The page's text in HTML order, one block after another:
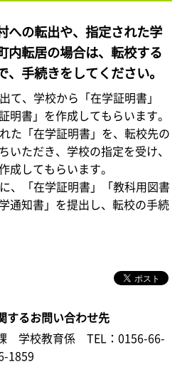
への転出や、指定された学
内転居の場合は、転校する
、手続きをしてください。
て、学校から「在学証明書」
明書」を作成してもらいます。
た「在学証明書」を、転校先の
いただき、学校の指定を受け、
成してもらいます。
、「在学証明書」「教科用図書
通知書」を提出し、転校の手続
するお問い合わせ先
学校教育係
TEL：0156-66-
1859